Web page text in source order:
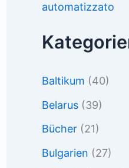
automatizzato
Baltikum (40)
Belarus (39)
Bücher (21)
Bulgarien (27)